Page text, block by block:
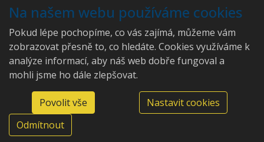
©2026 Aleš Rajský
Aleš Rajský
Modenská 292/20, 36007
Karlovy Vary, Doubí
Na našem webu používáme cookies
Pokud lépe pochopíme, co vás zajímá, můžeme vám
zobrazovat přesně to, co hledáte. Cookies využíváme k
analýze informací, aby náš web dobře fungoval a
mohli jsme ho dále zlepšovat.
Povolit vše
Nastavit cookies
Odmítnout